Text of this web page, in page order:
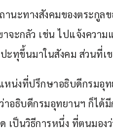
นะทางสังคมของตระกูล
จะกลัว เช่น ไปแจ้งควา
ทุขึ้นมาในสังคม ส่วนที่เ
หน่งที่ปรึกษาอธิบดีกรมอุ
าอธิบดีกรมอุทยานฯ ก็ได้
เป็นวิธีการหนึ่ง ที่ตนมอง